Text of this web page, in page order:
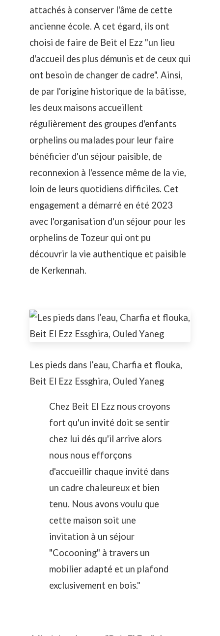
attachés à conserver l'âme de cette
ancienne école. A cet égard, ils ont
choisi de faire de Beit el Ezz "un lieu
d'accueil des plus démunis et de ceux qui
ont besoin de changer de cadre". Ainsi,
de par l'origine historique de la bâtisse,
les deux maisons accueillent
régulièrement des groupes d'enfants
orphelins ou malades pour leur faire
bénéficier d'un séjour paisible, de
reconnexion à l'essence même de la vie,
loin de leurs quotidiens difficiles. Cet
engagement a démarré en été 2023
avec l'organisation d'un séjour pour les
orphelins de Tozeur qui ont pu
découvrir la vie authentique et paisible
de Kerkennah.
Les pieds dans l’eau, Charfia et flouka,
Beit El Ezz Essghira, Ouled Yaneg
Chez Beit El Ezz nous croyons
fort qu'un invité doit se sentir
chez lui dés qu'il arrive alors
nous nous efforçons
d'accueillir chaque invité dans
un cadre chaleureux et bien
tenu. Nous avons voulu que
cette maison soit une
invitation à un séjour
"Cocooning" à travers un
mobilier adapté et un plafond
exclusivement en bois."